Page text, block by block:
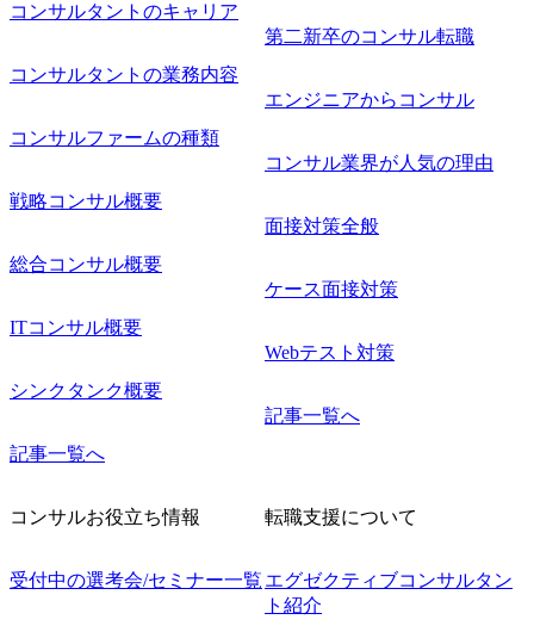
コンサルタントのキャリア
コンサルタントの業務内容
コンサルファームの種類
戦略コンサル概要
総合コンサル概要
ITコンサル概要
シンクタンク概要
記事一覧へ
第二新卒のコンサル転職
エンジニアからコンサル
コンサル業界が人気の理由
面接対策全般
ケース面接対策
Webテスト対策
記事一覧へ
コンサルお役立ち情報
受付中の選考会/セミナー一覧
転職支援について
エグゼクティブコンサルタン
ト紹介